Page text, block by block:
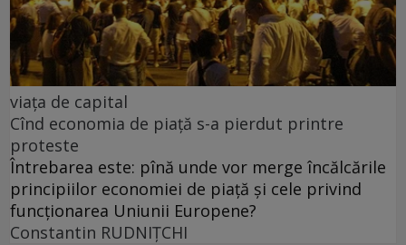
viața de capital
Cînd economia de piață s-a pierdut printre
proteste
Întrebarea este: pînă unde vor merge încălcările
principiilor economiei de piață și cele privind
funcționarea Uniunii Europene?
Constantin RUDNIŢCHI